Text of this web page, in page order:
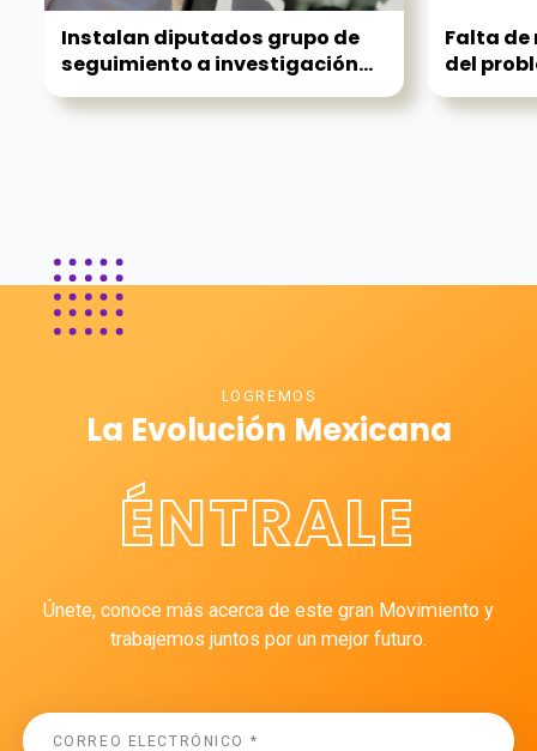
Instalan diputados grupo de
seguimiento a investigación...
Falta
del
LOGREMOS
La Evolución Mexicana
ÉNTRALE
Únete, conoce más acerca de este gran Movimiento y
trabajemos juntos por un mejor futuro.